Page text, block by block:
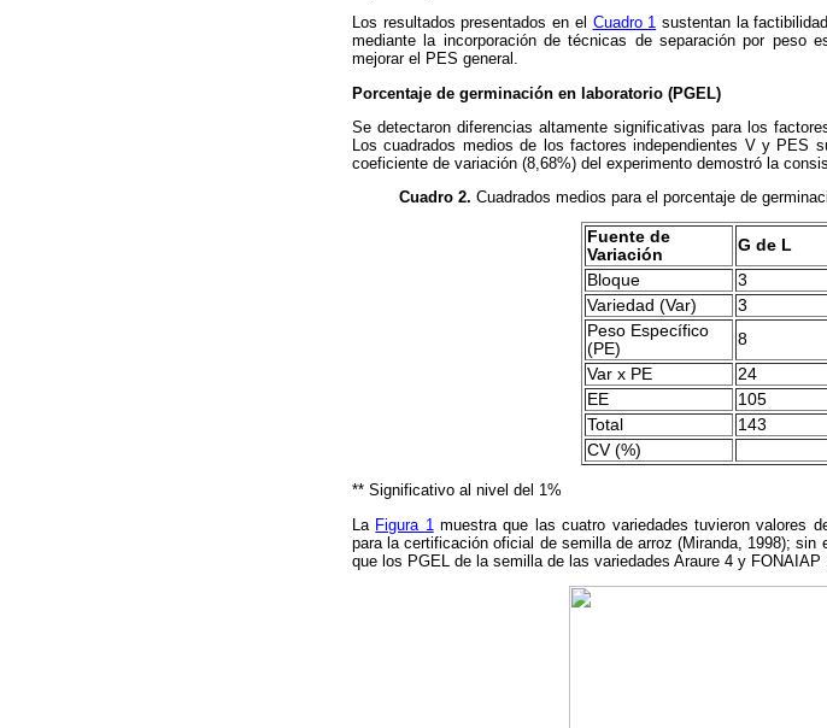
Los resultados presentados en el Cuadro 1 sustentan la
mediante la incorporación de técnicas de separación por peso
mejorar el PES general.
Porcentaje de germinación en laboratorio (PGEL)
Se detectaron diferencias altamente significativas para los
Los cuadrados medios de los factores independientes V y
coeficiente de variación (8,68%) del experimento demostró la
Cuadro 2. Cuadrados medios para el porcentaje de
Fuente de
Variación
G de L
Bloque
3
Variedad (Var)
3
Peso Específico
(PE)
8
Var x PE
24
EE
105
Total
143
CV (%)
** Significativo al nivel del 1%
La Figura 1 muestra que las cuatro variedades tuvieron valores
para la certificación oficial de semilla de arroz (Miranda, 1998);
que los PGEL de la semilla de las variedades Araure 4 y